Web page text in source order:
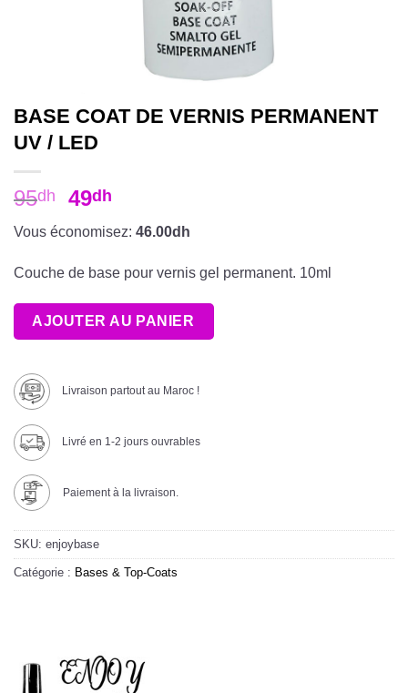
BASE COAT DE VERNIS PERMANENT
UV / LED
95dh 49dh
Vous économisez: 46.00dh
Couche de base pour vernis gel permanent. 10ml
AJOUTER AU PANIER
Livraison partout au Maroc !
Livré en 1-2 jours ouvrables
Paiement à la livraison.
SKU: enjoybase
Catégorie : Bases & Top-Coats